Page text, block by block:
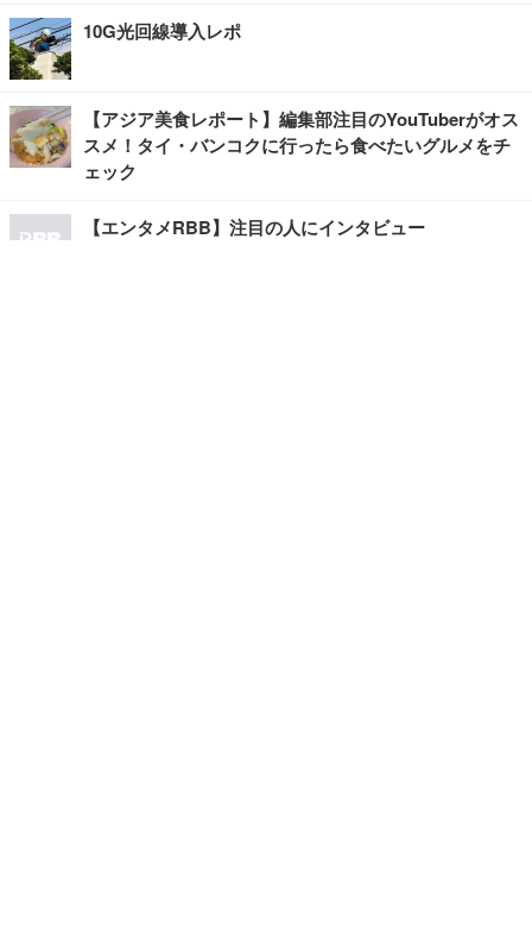
10G光回線導入レポ
【アジア美食レポート】編集部注目のYouTuberがオス
スメ！タイ・バンコクに行ったら食べたいグルメをチ
ェック
【エンタメRBB】注目の人にインタビュー